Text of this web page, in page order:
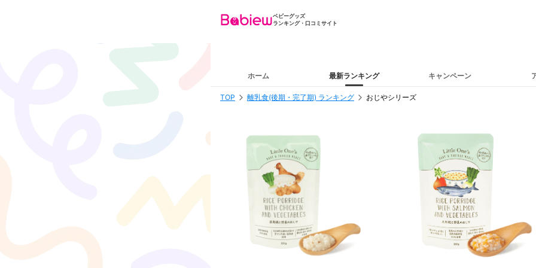
ベビーグッズ
ランキング・口コミサイト
ホーム 最新ランキング キャンペーン
TOP 離乳食(後期・完了期) ランキング おじやシリーズ